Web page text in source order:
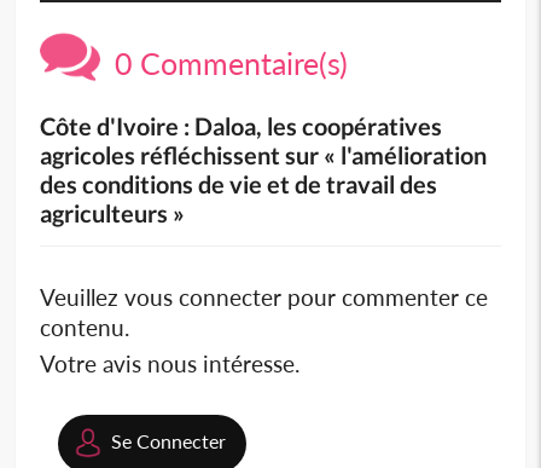
0 Commentaire(s)
Côte d'Ivoire : Daloa, les coopératives
agricoles réfléchissent sur « l'amélioration
des conditions de vie et de travail des
agriculteurs »
Veuillez vous connecter pour commenter ce
contenu.
Votre avis nous intéresse.
Se Connecter